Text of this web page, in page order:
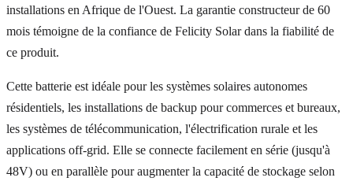
installations en Afrique de l'Ouest. La garantie constructeur de 60
mois témoigne de la confiance de Felicity Solar dans la fiabilité de
ce produit.
Cette batterie est idéale pour les systèmes solaires autonomes
résidentiels, les installations de backup pour commerces et bureaux,
les systèmes de télécommunication, l'électrification rurale et les
applications off-grid. Elle se connecte facilement en série (jusqu'à
48V) ou en parallèle pour augmenter la capacité de stockage selon